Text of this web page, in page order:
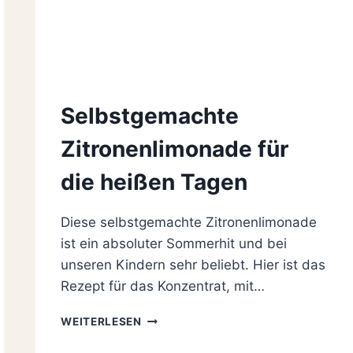
Selbstgemachte
Zitronenlimonade für
die heißen Tagen
Diese selbstgemachte Zitronenlimonade
ist ein absoluter Sommerhit und bei
unseren Kindern sehr beliebt. Hier ist das
Rezept für das Konzentrat, mit…
WEITERLESEN SELBSTGEMACHTE